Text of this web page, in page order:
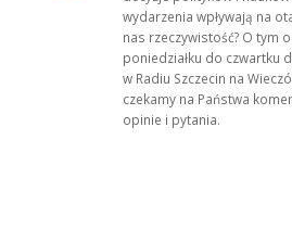
wydarzenia wpływają na
nas rzeczywistość? O tym
poniedziałku do czwartku
w Radiu Szczecin na
czekamy na Państwa
opinie i pytania.